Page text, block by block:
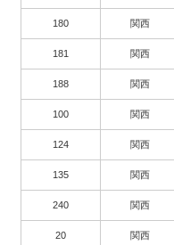
180 関西
181 関西
188 関西
100 関西
124 関西
135 関西
240 関西
20 関西